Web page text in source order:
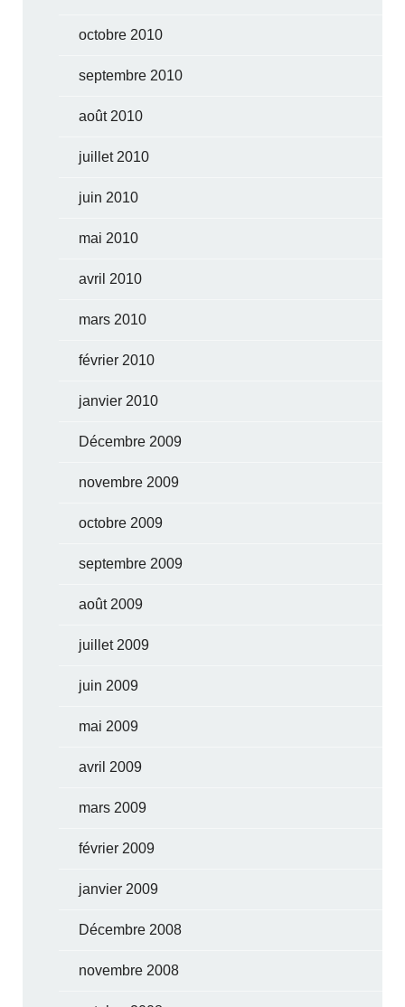
octobre 2010
septembre 2010
août 2010
juillet 2010
juin 2010
mai 2010
avril 2010
mars 2010
février 2010
janvier 2010
Décembre 2009
novembre 2009
octobre 2009
septembre 2009
août 2009
juillet 2009
juin 2009
mai 2009
avril 2009
mars 2009
février 2009
janvier 2009
Décembre 2008
novembre 2008